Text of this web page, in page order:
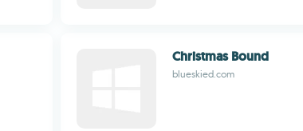
Christmas Bound
blueskied.com